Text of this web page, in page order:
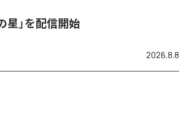
星」を配信開始
2026.8.8